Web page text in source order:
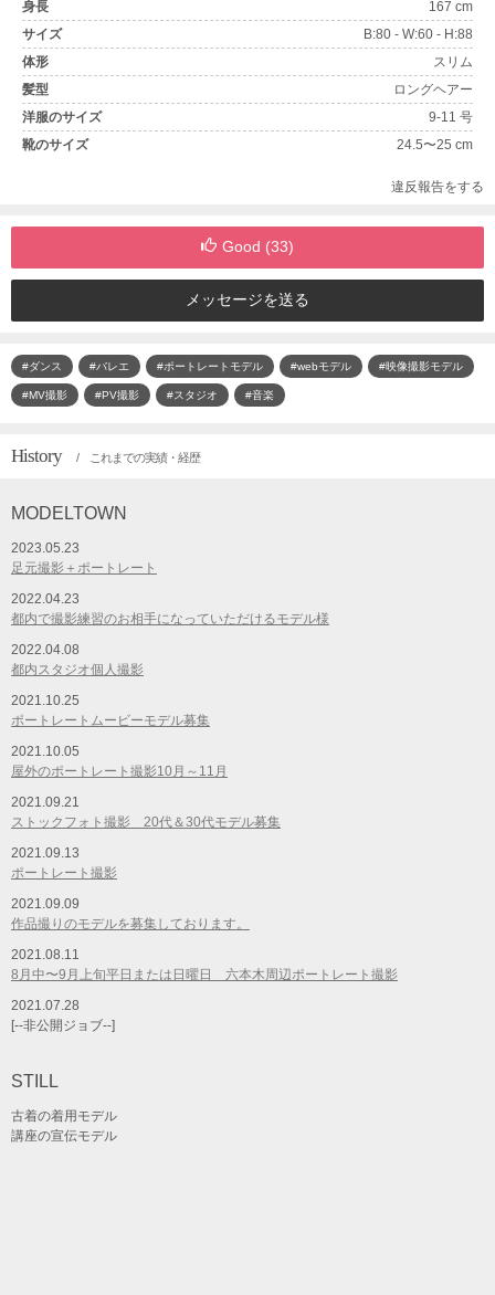
身長
167 cm
サイズ
B:80 - W:60 - H:88
体形
スリム
髪型
ロングヘアー
洋服のサイズ
9-11 号
靴のサイズ
24.5〜25 cm
違反報告をする
Good (33)
メッセージを送る
#ダンス #バレエ #ポートレートモデル #webモデル #映像撮影モデル
#MV撮影 #PV撮影 #スタジオ #音楽
History / これまでの実績・経歴
MODELTOWN
2023.05.23
足元撮影＋ポートレート
2022.04.23
都内で撮影練習のお相手になっていただけるモデル様
2022.04.08
都内スタジオ個人撮影
2021.10.25
ポートレートムービーモデル募集
2021.10.05
屋外のポートレート撮影10月～11月
2021.09.21
ストックフォト撮影 20代＆30代モデル募集
2021.09.13
ポートレート撮影
2021.09.09
作品撮りのモデルを募集しております。
2021.08.11
8月中〜9月上旬平日または日曜日 六本木周辺ポートレート撮影
2021.07.28
[--非公開ジョブ--]
STILL
古着の着用モデル
講座の宣伝モデル